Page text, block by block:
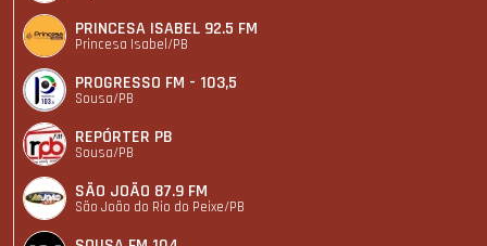
PRINCESA ISABEL 92.5 FM
Princesa Isabel/PB
PROGRESSO FM - 103,5
Sousa/PB
REPÓRTER PB
Sousa/PB
SÃO JOÃO 87.9 FM
São João do Rio do Peixe/PB